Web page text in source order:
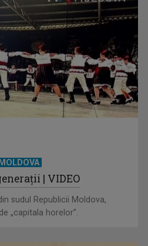
| VIDEO
sudul Republicii Moldova,
„capitala horelor”.